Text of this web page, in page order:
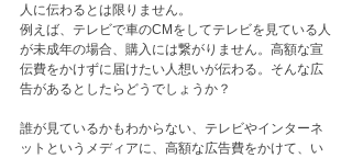
人に伝わるとは限りません。
例えば、テレビで車のCMをしてテレビを見ている人
が未成年の場合、購入には繋がりません。高額な宣
伝費をかけずに届けたい人想いが伝わる。そんな広
告があるとしたらどうでしょうか？
誰が見ているかもわからない、テレビやインターネ
ットというメディアに、高額な広告費をかけて、い